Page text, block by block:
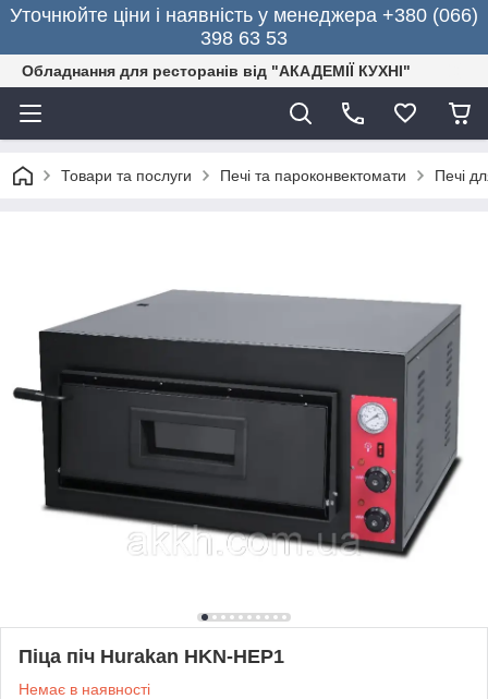
Уточнюйте ціни і наявність у менеджера +380 (066)
398 63 53
Обладнання для ресторанів від "АКАДЕМІЇ КУХНІ"
Товари та послуги Печі та пароконвектомати Печі
Піца піч Hurakan HKN-HEP1
Немає в наявності